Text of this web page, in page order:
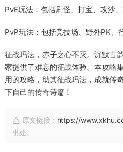
PvE玩法：包括刷怪、打宝、攻沙、
PvP玩法：包括竞技场、野外PK、
征战玛法，赤子之心不灭。沉默古
家提供了难忘的征战体验。本攻略
用的攻略，助其征战玛法，成就传
下自己的传奇诗篇！
原文链接： https://
出处。